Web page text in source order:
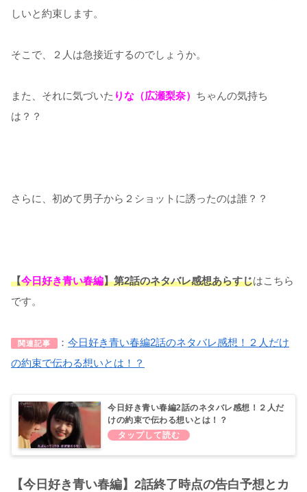
しいと約束します。
そこで、２人は急接近するのでしょうか。
また、それに気づいた りな（広瀬梨奈） ちゃんの気持ち
は？？
さらに、初めて男子から２ショットに誘ったのは誰？？
【今日好き青い春編】第2話のネタバレ感想あらすじはこちら
です。
関連記事 ： 今日好き青い春編2話のネタバレ感想！２人だけ
の約束で伝わる想いとは！？
今日好き青い春編2話のネタバレ感想！２人だ
けの約束で伝わる想いとは！？
【今日好き青い春編】2話終了時点の告白予想とカ